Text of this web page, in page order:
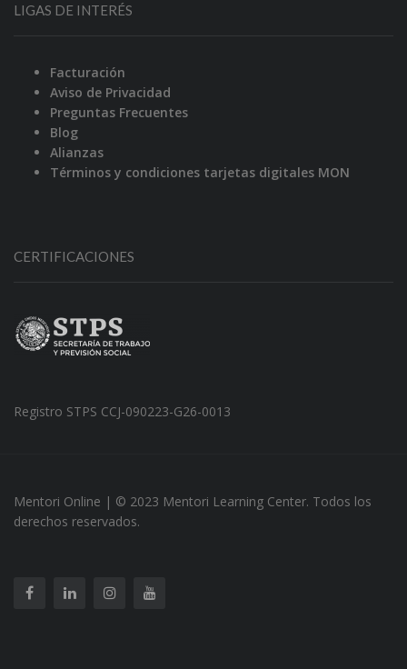
LIGAS DE INTERÉS
Facturación
Aviso de Privacidad
Preguntas Frecuentes
Blog
Alianzas
Términos y condiciones tarjetas digitales MON
CERTIFICACIONES
Registro STPS CCJ-090223-G26-0013
Mentori Online | © 2023 Mentori Learning Center. Todos los
derechos reservados.